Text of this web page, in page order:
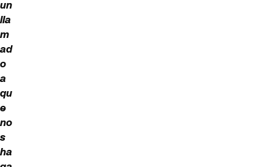
un
lla
m
ad
o
a
qu
e
no
s
ha